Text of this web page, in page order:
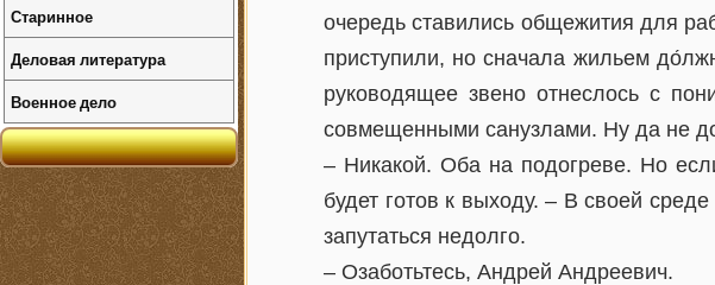
очередь ставились общежития для
приступили, но сначала жильем
руководящее звено отнеслось с
совмещенными санузлами. Ну да не
– Никакой. Оба на подогреве. Но
будет готов к выходу. – В своей
запутаться недолго.
– Озаботьтесь, Андрей Андреевич.
Старинное
Деловая литература
Военное дело